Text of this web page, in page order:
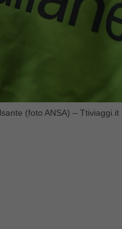
(foto ANSA) – Ttiviaggi.it